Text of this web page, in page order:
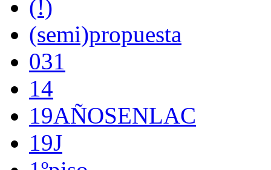
(!)
(semi)propuesta
031
14
19AÑOSENLAC
19J